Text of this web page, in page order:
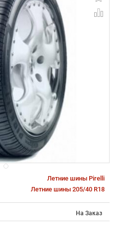
Летние шины Pirelli
Летние шины 205/40 R18
На Заказ